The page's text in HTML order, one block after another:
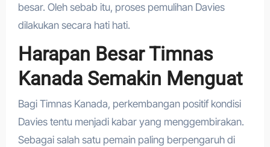
besar. Oleh sebab itu, proses pemulihan Davies
dilakukan secara hati hati.
Harapan Besar Timnas
Kanada Semakin Menguat
Bagi Timnas Kanada, perkembangan positif kondisi
Davies tentu menjadi kabar yang menggembirakan.
Sebagai salah satu pemain paling berpengaruh di